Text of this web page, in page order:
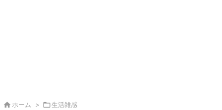
 ホーム > 生活雑感